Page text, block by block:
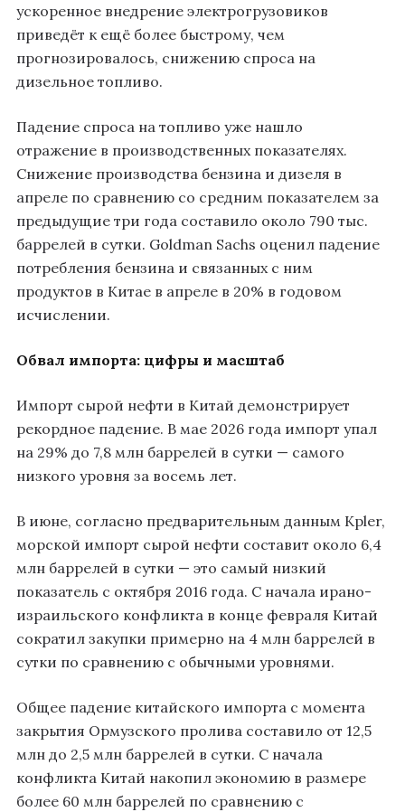
ускоренное внедрение электрогрузовиков
приведёт к ещё более быстрому, чем
прогнозировалось, снижению спроса на
дизельное топливо.
Падение спроса на топливо уже нашло
отражение в производственных показателях.
Снижение производства бензина и дизеля в
апреле по сравнению со средним показателем за
предыдущие три года составило около 790 тыс.
баррелей в сутки. Goldman Sachs оценил падение
потребления бензина и связанных с ним
продуктов в Китае в апреле в 20% в годовом
исчислении.
Обвал импорта: цифры и масштаб
Импорт сырой нефти в Китай демонстрирует
рекордное падение. В мае 2026 года импорт упал
на 29% до 7,8 млн баррелей в сутки — самого
низкого уровня за восемь лет.
В июне, согласно предварительным данным Kpler,
морской импорт сырой нефти составит около 6,4
млн баррелей в сутки — это самый низкий
показатель с октября 2016 года. С начала ирано-
израильского конфликта в конце февраля Китай
сократил закупки примерно на 4 млн баррелей в
сутки по сравнению с обычными уровнями.
Общее падение китайского импорта с момента
закрытия Ормузского пролива составило от 12,5
млн до 2,5 млн баррелей в сутки. С начала
конфликта Китай накопил экономию в размере
более 60 млн баррелей по сравнению с